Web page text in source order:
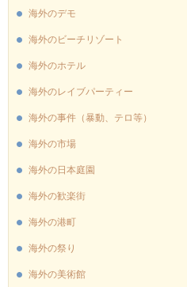
海外のデモ
海外のビーチリゾート
海外のホテル
海外のレイブパーティー
海外の事件（暴動、テロ等）
海外の市場
海外の日本庭園
海外の歓楽街
海外の港町
海外の祭り
海外の美術館